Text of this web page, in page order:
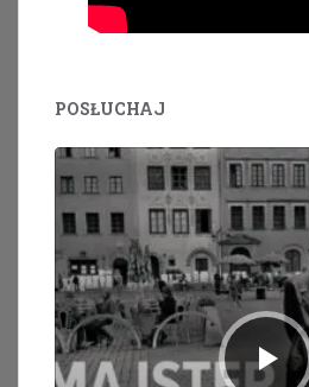
POSŁUCHAJ
Odtwarzacz
dźwiękowych